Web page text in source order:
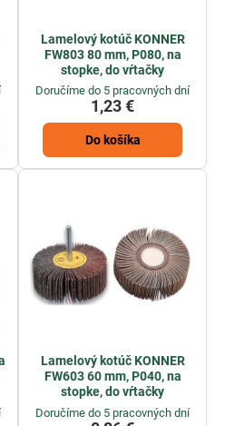
Lamelový kotúč KONNER
FW803 80 mm, P080, na
stopke, do vŕtačky
Doručíme do 5 pracovných dní
1,23 €
Do košíka
Lamelový kotúč KONNER
FW603 60 mm, P040, na
stopke, do vŕtačky
Doručíme do 5 pracovných dní